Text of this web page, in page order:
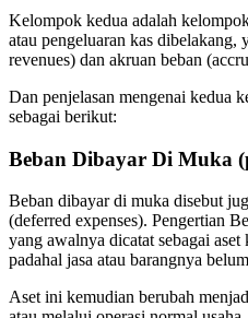
Kelompok kedua adalah
atau pengeluaran kas dibelakang,
revenues) dan akruan beban
Dan penjelasan mengenai kedua
sebagai berikut:
Beban Dibayar Di Muka
Beban dibayar di muka disebut
(deferred expenses). Pengertian
yang awalnya dicatat sebagai
padahal jasa atau barangnya
Aset ini kemudian berubah